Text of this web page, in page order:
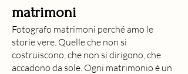
matrimoni
Fotografo matrimoni perché amo le
storie vere. Quelle che non si
costruiscono, che non si dirigono, che
accadono da sole. Ogni matrimonio è un